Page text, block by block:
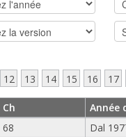
12 13 14 15 16 17
Ch Année
68 Dal